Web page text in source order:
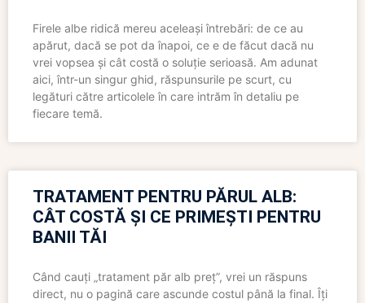
Firele albe ridică mereu aceleași întrebări: de ce au
apărut, dacă se pot da înapoi, ce e de făcut dacă nu
vrei vopsea și cât costă o soluție serioasă. Am adunat
aici, într-un singur ghid, răspunsurile pe scurt, cu
legături către articolele în care intrăm în detaliu pe
fiecare temă.
TRATAMENT PENTRU PĂRUL ALB:
CÂT COSTĂ ȘI CE PRIMEȘTI PENTRU
BANII TĂI
Când cauți „tratament păr alb preț”, vrei un răspuns
direct, nu o pagină care ascunde costul până la final. Îți